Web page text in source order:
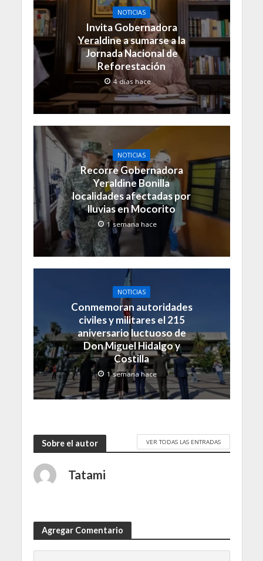
NOTICIAS
Invita Gobernadora
Yeraldine a sumarse a la
Jornada Nacional de
Reforestación
4 días hace
NOTICIAS
Recorre Gobernadora
Yeraldine Bonilla
localidades afectadas por
lluvias en Mocorito
1 semana hace
NOTICIAS
Conmemoran autoridades
civiles y militares el 215
aniversario luctuoso de
Don Miguel Hidalgo y
Costilla
1 semana hace
Sobre el autor VER TODAS LAS ENTRADAS
Tatami
Agregar Comentario